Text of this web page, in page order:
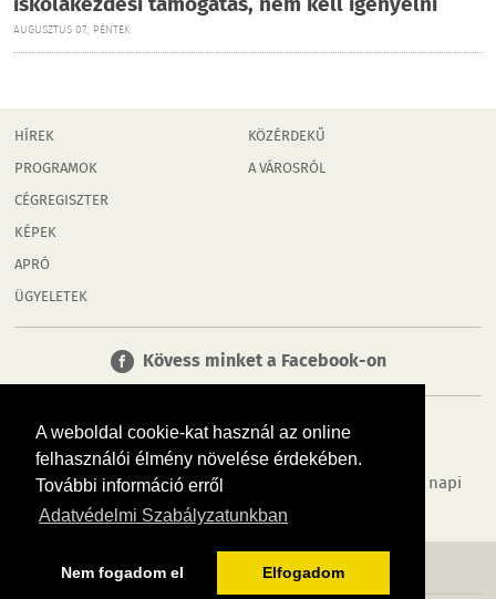
A weboldal cookie-kat használ az online
felhasználói élmény növelése érdekében.
További információ erről
Adatvédelmi Szabályzatunkban
Nem fogadom el Elfogadom
AUGUSZTUS 07., PÉNTEK
HÍREK
PROGRAMOK
CÉGREGISZTER
KÉPEK
APRÓ
ÜGYELETEK
KÖZÉRDEKŰ
A VÁROSRÓL
Kövess minket a Facebook-on
Tudj meg többet városodról! Hírek, programok, képek, napi
menü, cégek…. és minden, ami Győr
MÉDIAAJÁNLÓ ADATVÉDELEM IMPRESSZUM RÓLUNK